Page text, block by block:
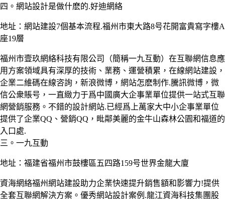
四。網站設計是做什麽的.好迪網絡
地址：網站建設7個基本流程.福州市東大路8号花開富貴寫字樓A
座19層
福州市壹玖網絡科技有限公司（簡稱一九互動）在互聯網信息應
用方案領域具有深厚的技術、業務、運營積累，在線網站建設，
企業二維碼在線咨詢，新浪微博，網站怎麽制作.騰訊微博，微
信公衆賬号，一直緻力于爲中國廣大企事業單位提供一站式互聯
網營銷服務。不錯的設計網站.已經爲上萬家大中小企事業單位
提供了企業QQ、營銷QQ，毗鄰美麗的金牛山森林公園和福道的
入口處.
三。一九互動
地址：福建省福州市鼓樓區五四路159号世界金龍大廈
資海網絡福州網站建設助力企業快速提升銷售額和影響力!提供
全套互聯網解決方案。優秀網站設計案例.龍江資海科技集團股